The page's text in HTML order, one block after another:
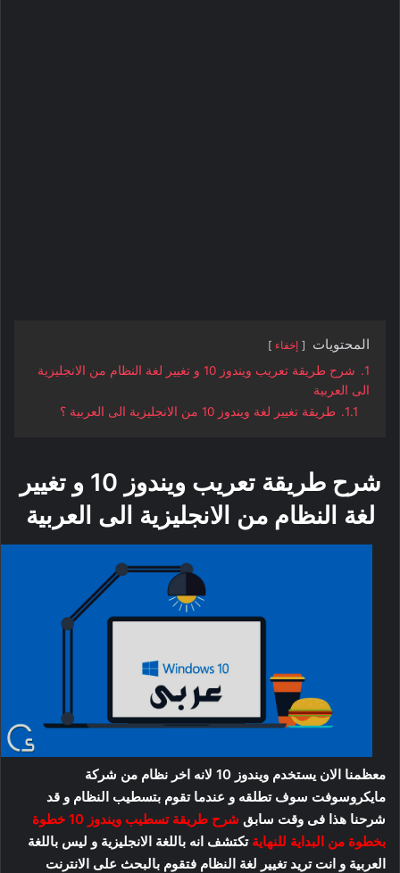
المحتويات إخفاء
1.
شرح طريقة تعريب ويندوز 10 و تغيير لغة النظام من الانجليزية
الى العربية
1.1.
طريقة تغيير لغة ويندوز 10 من الانجليزية الى العربية ؟
شرح طريقة تعريب ويندوز 10 و تغيير
لغة النظام من الانجليزية الى العربية
معظمنا الان يستخدم ويندوز 10 لانه اخر نظام من شركة
مايكروسوفت سوف تطلقه و عندما تقوم بتسطيب النظام و قد
شرحنا هذا فى وقت سابق
شرح طريقة تسطيب ويندوز 10 خطوة
بخطوة من البداية للنهاية تكتشف انه باللغة الانجليزية و ليس باللغة
العربية و انت تريد تغيير لغة النظام فتقوم بالبحث على الانترنت